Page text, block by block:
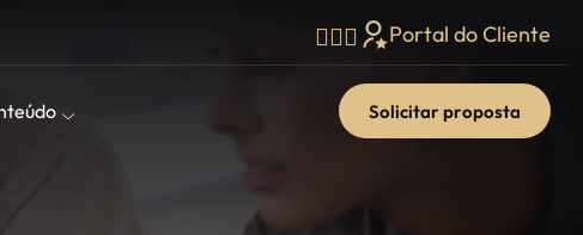
Portal do Cliente
Solicitar proposta